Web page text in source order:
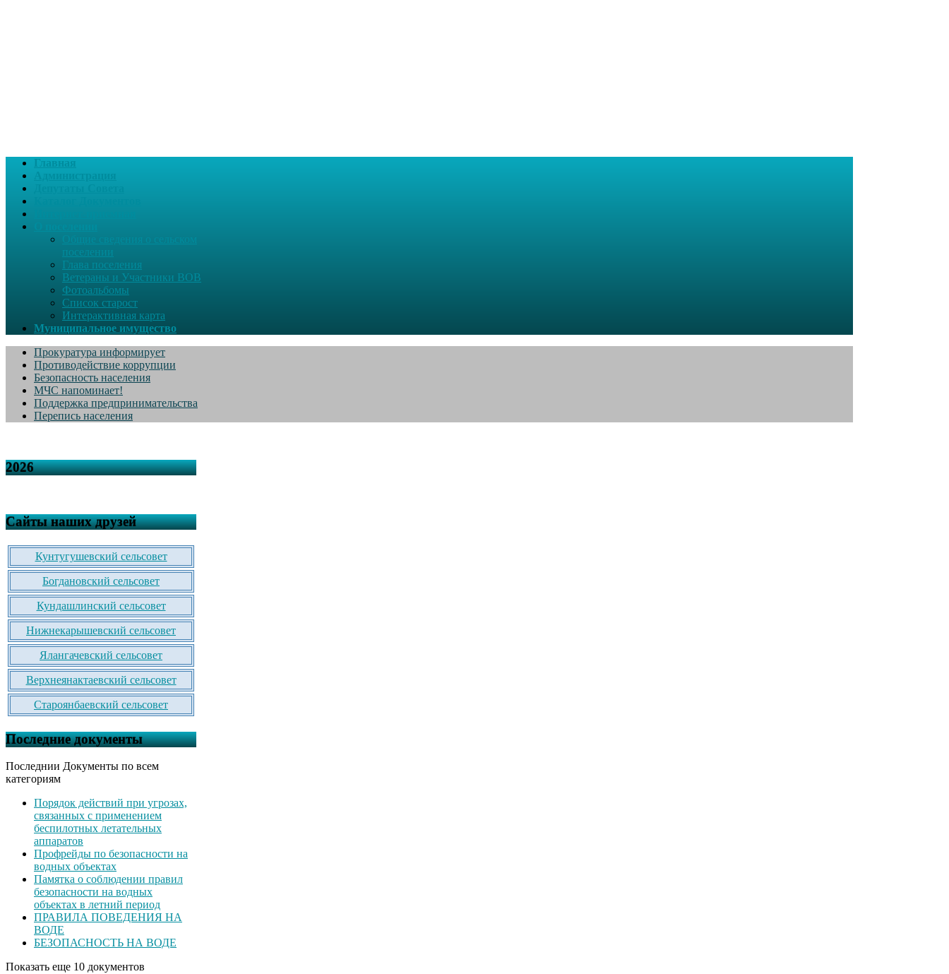
Главная
поселении
Глава поселения
Ветераны и Участники ВОВ
Фотоальбомы
Список старост
Интерактивная карта
Муниципальное имущество
Прокуратура информирует
Противодействие коррупции
Безопасность населения
МЧС напоминает!
Поддержка предпринимательства
Перепись населения
2026
Сайты наших друзей
Кунтугушевский сельсовет
Богдановский сельсовет
Кундашлинский сельсовет
Нижнекарышевский сельсовет
Ялангачевский сельсовет
Верхнеянактаевский сельсовет
Староянбаевский сельсовет
Последние документы
Последнии Документы по всем
категориям
Порядок действий при угрозах,
связанных с применением
беспилотных летательных
аппаратов
Профрейды по безопасности на
водных объектах
Памятка о соблюдении правил
безопасности на водных
объектах в летний период
ПРАВИЛА ПОВЕДЕНИЯ НА
ВОДЕ
БЕЗОПАСНОСТЬ НА ВОДЕ
Показать еще 10 документов